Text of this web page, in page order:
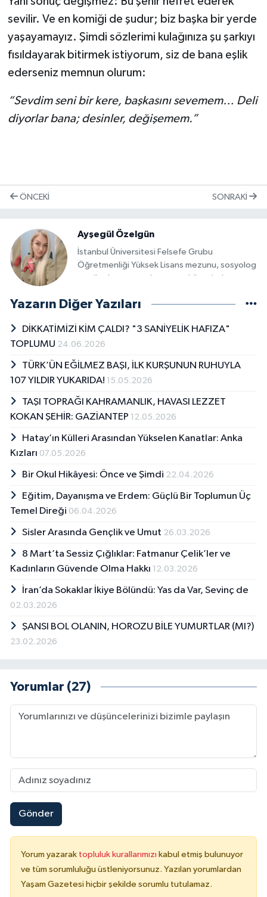
sevilir. Ve en komiği de şudur; biz başka bir yerde
yaşayamayız. Şimdi sözlerimi kulağınıza şu şarkıyı
fısıldayarak bitirmek istiyorum, siz de bana eşlik
ederseniz memnun olurum:
“Sevdim seni bir kere, başkasını sevemem… Deli
diyorlar bana; desinler, değişemem.”
ÖNCEKI SONRAKI
Ayşegül Özelgün
İstanbul Üniversitesi Felsefe Grubu
Öğretmenliği Yüksek Lisans mezunu, sosyolog
ve aile danışmanı olan yazar, köşesinde
günlük yaşamın sosyal dinamiklerine dair
Yazarın Diğer Yazıları
DİKKATİMİZİ KİM ÇALDI? "3 SANİYELİK HAFIZA"
TOPLUMU 24.06.2026
TÜRK’ÜN EĞİLMEZ BAŞI, İLK KURŞUNUN RUHUYLA
107 YILDIR YUKARIDA! 15.05.2026
TAŞI TOPRAĞI KAHRAMANLIK, HAVASI LEZZET
KOKAN ŞEHİR: GAZİANTEP 12.05.2026
Hatay’ın Külleri Arasından Yükselen Kanatlar: Anka
Kızları 07.05.2026
Bir Okul Hikâyesi: Önce ve Şimdi 22.04.2026
Eğitim, Dayanışma ve Erdem: Güçlü Bir Toplumun Üç
Temel Direği 06.04.2026
Sisler Arasında Gençlik ve Umut 26.03.2026
8 Mart’ta Sessiz Çığlıklar: Fatmanur Çelik’ler ve
Kadınların Güvende Olma Hakkı 12.03.2026
İran’da Sokaklar İkiye Bölündü: Yas da Var, Sevinç de
02.03.2026
ŞANSI BOL OLANIN, HOROZU BİLE YUMURTLAR (MI?)
23.02.2026
Yorumlar (27)
Gönder
Yorum yazarak topluluk kurallarımızı kabul etmiş bulunuyor
ve tüm sorumluluğu üstleniyorsunuz. Yazılan yorumlardan
Yaşam Gazetesi hiçbir şekilde sorumlu tutulamaz.